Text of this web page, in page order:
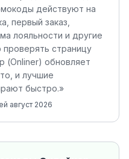
действуют на
первый заказ,
лояльности и другие
страницу
(Onliner) обновляет
и лучшие
быстро.»
август 2026